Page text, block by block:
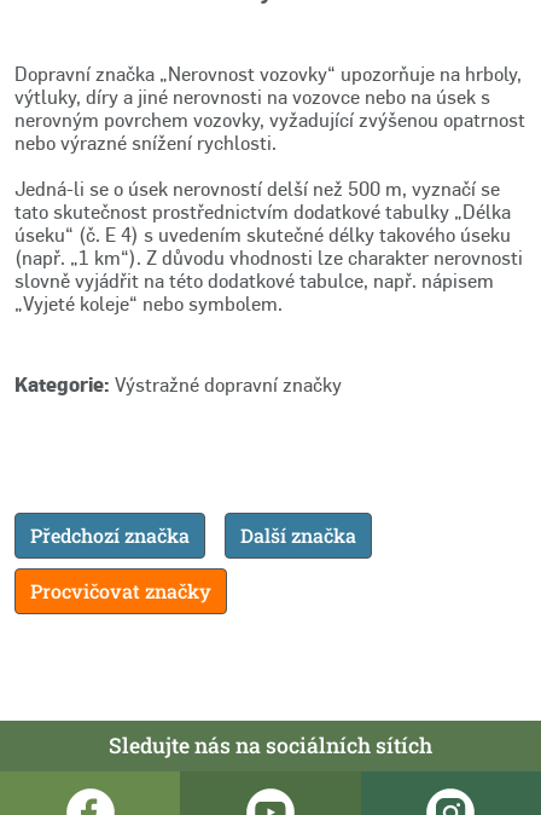
Dopravní značka „Nerovnost vozovky“ upozorňuje na hrboly,
výtluky, díry a jiné nerovnosti na vozovce nebo na úsek s
nerovným povrchem vozovky, vyžadující zvýšenou opatrnost
nebo výrazné snížení rychlosti.
Jedná-li se o úsek nerovností delší než 500 m, vyznačí se
tato skutečnost prostřednictvím dodatkové tabulky „Délka
úseku“ (č. E 4) s uvedením skutečné délky takového úseku
(např. „1 km“). Z důvodu vhodnosti lze charakter nerovnosti
slovně vyjádřit na této dodatkové tabulce, např. nápisem
„Vyjeté koleje“ nebo symbolem.
Kategorie: Výstražné dopravní značky
Předchozí značka Další značka
Procvičovat značky
Sledujte nás na sociálních sítích